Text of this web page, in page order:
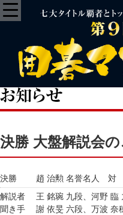
決勝 大盤解説会
決勝
趙 治勲 名誉名人 対
解説者
聞き手
王 銘琬 九段、河野 臨
謝 依旻 六段、万波 奈